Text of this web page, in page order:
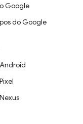
Google
do Google